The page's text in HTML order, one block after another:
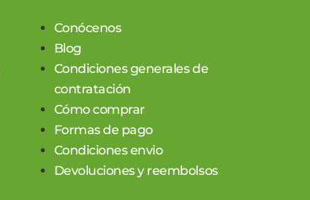
Conócenos
Blog
Condiciones generales de
contratación
Cómo comprar
Formas de pago
Condiciones envio
Devoluciones y reembolsos